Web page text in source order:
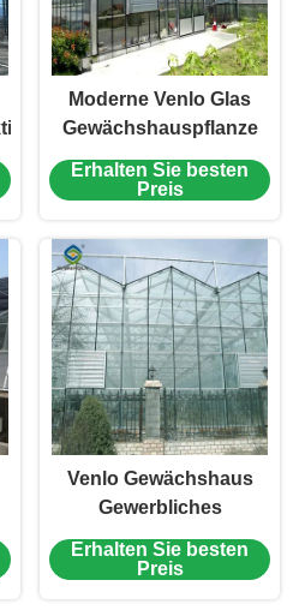
Moderne Venlo Glas
Gewächshauspflanze
Tomaten Gurken Hohe
Windbeständigkeit
Erhalten Sie besten
Preis
Venlo Gewächshaus
Gewerbliches
Polykarbonatglas
Gewächshaus für
Erhalten Sie besten
Preis